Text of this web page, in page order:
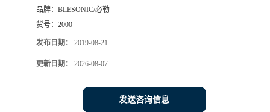
品牌： BLESONIC/必勒
货号： 2000
发布日期： 2019-08-21
更新日期： 2026-08-07
发送咨询信息